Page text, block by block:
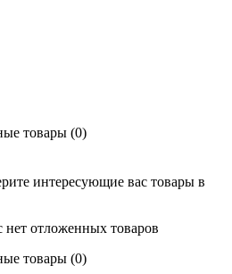
товары (0)
интересующие вас товары в
отложенных товаров
товары (0)